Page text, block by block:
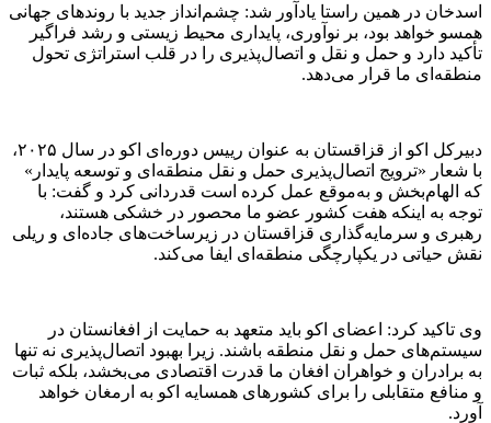
اسدخان در همین راستا یادآور شد: چشم‌انداز جدید با روند‌های جهانی
همسو خواهد بود، بر نوآوری، پایداری محیط زیستی و رشد فراگیر
تأکید دارد و حمل و نقل و اتصال‌پذیری را در قلب استراتژی تحول
منطقه‌ای ما قرار می‌دهد.
دبیرکل اکو از قزاقستان به عنوان رییس دوره‌ای اکو در سال ۲۰۲۵،
با شعار «ترویج اتصال‌پذیری حمل و نقل منطقه‌ای و توسعه پایدار»
که الهام‌بخش و به‌موقع عمل کرده است قدردانی کرد و گفت: با
توجه به اینکه هفت کشور عضو ما محصور در خشکی هستند،
رهبری و سرمایه‌گذاری قزاقستان در زیرساخت‌های جاده‌ای و ریلی
نقش حیاتی در یکپارچگی منطقه‌ای ایفا می‌کند.
وی تاکید کرد: اعضای اکو باید متعهد به حمایت از افغانستان در
سیستم‌های حمل و نقل منطقه باشند. زیرا بهبود اتصال‌پذیری نه تنها
به برادران و خواهران افغان ما قدرت اقتصادی می‌بخشد، بلکه ثبات
و منافع متقابلی را برای کشور‌های همسایه اکو به ارمغان خواهد
آورد.